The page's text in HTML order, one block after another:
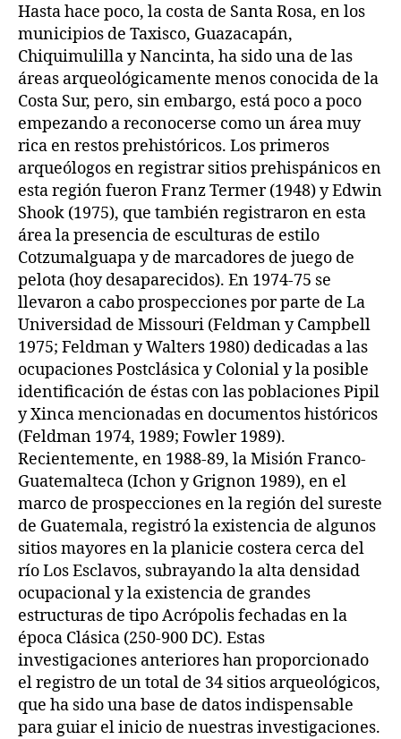
Hasta hace poco, la costa de Santa Rosa, en los
municipios de Taxisco, Guazacapán,
Chiquimulilla y Nancinta, ha sido una de las
áreas arqueológicamente menos conocida de la
Costa Sur, pero, sin embargo, está poco a poco
empezando a reconocerse como un área muy
rica en restos prehistóricos. Los primeros
arqueólogos en registrar sitios prehispánicos en
esta región fueron Franz Termer (1948) y Edwin
Shook (1975), que también registraron en esta
área la presencia de esculturas de estilo
Cotzumalguapa y de marcadores de juego de
pelota (hoy desaparecidos). En 1974-75 se
llevaron a cabo prospecciones por parte de La
Universidad de Missouri (Feldman y Campbell
1975; Feldman y Walters 1980) dedicadas a las
ocupaciones Postclásica y Colonial y la posible
identificación de éstas con las poblaciones Pipil
y Xinca mencionadas en documentos históricos
(Feldman 1974, 1989; Fowler 1989).
Recientemente, en 1988-89, la Misión Franco-
Guatemalteca (Ichon y Grignon 1989), en el
marco de prospecciones en la región del sureste
de Guatemala, registró la existencia de algunos
sitios mayores en la planicie costera cerca del
río Los Esclavos, subrayando la alta densidad
ocupacional y la existencia de grandes
estructuras de tipo Acrópolis fechadas en la
época Clásica (250-900 DC). Estas
investigaciones anteriores han proporcionado
el registro de un total de 34 sitios arqueológicos,
que ha sido una base de datos indispensable
para guiar el inicio de nuestras investigaciones.